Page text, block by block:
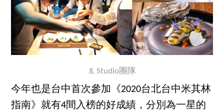
JL Studio團隊
今年也是台中首次參加《2020台北台中米其林
指南》就有4間入榜的好成績，分別為一星的